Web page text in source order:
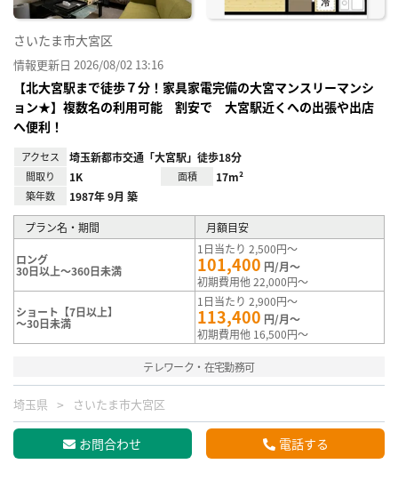
さいたま市大宮区
情報更新日 2026/08/02 13:16
【北大宮駅まで徒歩７分！家具家電完備の大宮マンスリーマンシ
ョン★】複数名の利用可能 割安で 大宮駅近くへの出張や出店
へ便利！
アクセス 埼玉新都市交通「大宮駅」徒歩18分
間取り 1K 面積 17m²
築年数 1987年 9月 築
プラン名・期間 月額目安
ロング
30日以上～360日未満
1日当たり 2,500円～
101,400 円/月～
初期費用他 22,000円～
ショート【7日以上】
～30日未満
1日当たり 2,900円～
113,400 円/月～
初期費用他 16,500円～
テレワーク・在宅勤務可
埼玉県 さいたま市大宮区
お問合わせ 電話する